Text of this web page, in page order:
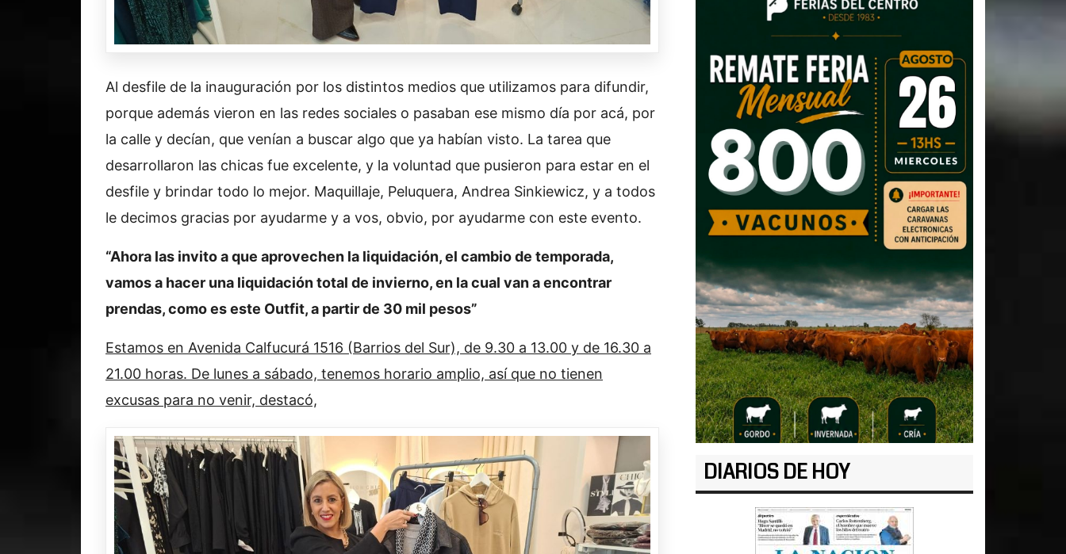
Al desfile de la inauguración por los distintos medios que utilizamos para difundir,
porque además vieron en las redes sociales o pasaban ese mismo día por acá, por
la calle y decían, que venían a buscar algo que ya habían visto. La tarea que
desarrollaron las chicas fue excelente, y la voluntad que pusieron para estar en el
desfile y brindar todo lo mejor. Maquillaje, Peluquera, Andrea Sinkiewicz, y a todos
le decimos gracias por ayudarme y a vos, obvio, por ayudarme con este evento.
“Ahora las invito a que aprovechen la liquidación, el cambio de temporada,
vamos a hacer una liquidación total de invierno, en la cual van a encontrar
prendas, como es este Outfit, a partir de 30 mil pesos”
Estamos en Avenida Calfucurá 1516 (Barrios del Sur), de 9.30 a 13.00 y de 16.30 a
21.00 horas. De lunes a sábado, tenemos horario amplio, así que no tienen
excusas para no venir, destacó,
DIARIOS DE HOY